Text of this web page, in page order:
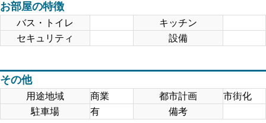
お部屋の特徴
バス・トイレ
キッチン
セキュリティ
設備
その他
用途地域 商業 都市計画
市街化
駐車場
有 備考